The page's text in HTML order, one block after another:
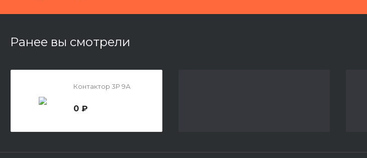
Ранее вы смотрели
Контактор 3P 9А
0 ₽